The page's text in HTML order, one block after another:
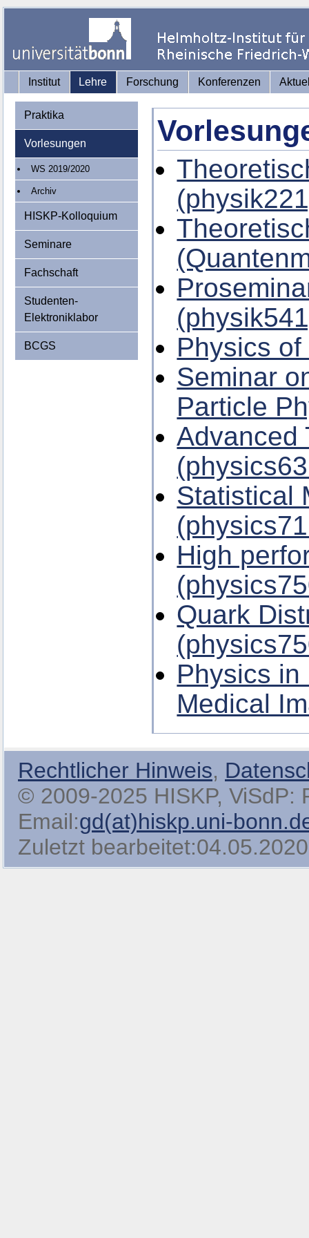
Institut Lehre Forschung Konferenzen
Praktika
Vorlesungen
WS 2019/2020
Archiv
HISKP-Kolloquium
Seminare
Fachschaft
Studenten-
Elektroniklabor
BCGS
Physics
Seminar
Particle
Advanced
Statistical
High
Quark
Physics
Medical
Rechtlicher Hinweis,
© 2009-2025 HISKP, ViSdP:
Email:gd(at)hiskp.uni-
Zuletzt